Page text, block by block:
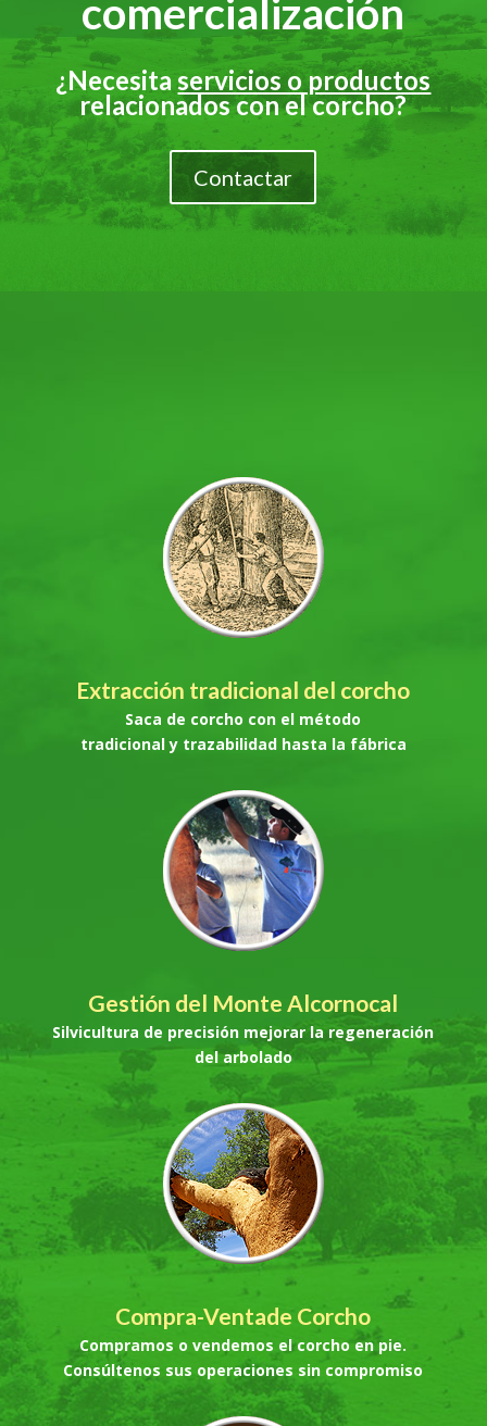
comercialización
¿Necesitaservicios o productos
relacionados con el corcho?
Contactar
Extracción tradicional del corcho
Saca de corcho con el método
tradicional y trazabilidad hasta la fábrica
Gestión del Monte Alcornocal
Silvicultura de precisión mejorar la regeneración
del arbolado
Compra-Ventade Corcho
Compramos o vendemos el corcho en pie.
Consúltenos sus operaciones sin compromiso